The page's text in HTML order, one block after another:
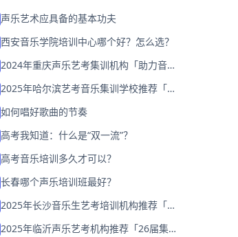
声乐艺术应具备的基本功夫
西安音乐学院培训中心哪个好？怎么选？
2024年重庆声乐艺考集训机构「助力音乐
2025年哈尔滨艺考音乐集训学校推荐「考
如何唱好歌曲的节奏
高考我知道：什么是“双一流”？
高考音乐培训多久才可以？
长春哪个声乐培训班最好？
2025年长沙音乐生艺考培训机构推荐「考
2025年临沂声乐艺考机构推荐「26届集